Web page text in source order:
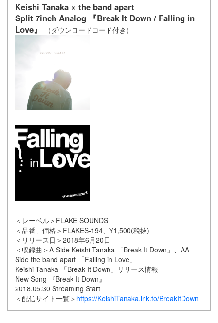
Keishi Tanaka × the band apart
Split 7inch Analog 『Break It Down / Falling in
Love』
（ダウンロードコード付き）
＜レーベル＞FLAKE SOUNDS
＜品番、価格＞FLAKES-194、¥1,500(税抜)
＜リリース日＞2018年6月20日
＜収録曲＞A-Side Keishi Tanaka 「Break It Down」、AA-
Side the band apart 「Falling in Love」
Keishi Tanaka 「Break It Down」リリース情報
New Song 『Break It Down』
2018.05.30 Streaming Start
＜配信サイト一覧＞ https://KeishiTanaka.lnk.to/BreakItDown